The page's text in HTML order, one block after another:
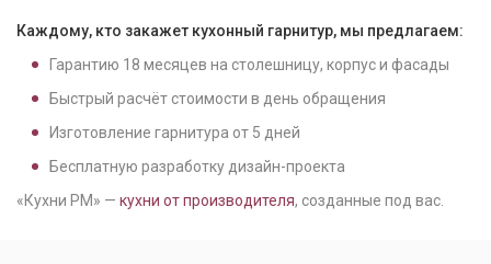
Каждому, кто закажет кухонный гарнитур, мы предлагаем:
Гарантию 18 месяцев на столешницу, корпус и фасады
Быстрый расчёт стоимости в день обращения
Изготовление гарнитура от 5 дней
Бесплатную разработку дизайн-проекта
«Кухни РМ» — кухни от производителя, созданные под вас.